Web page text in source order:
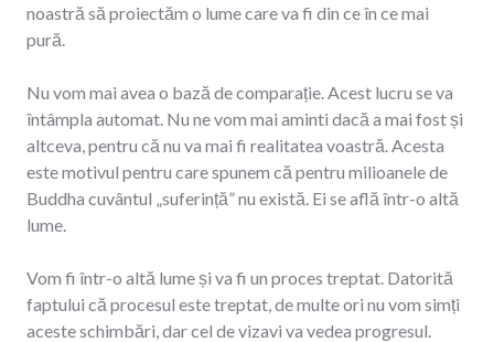
noastră să proiectăm o lume care va fi din ce în ce mai
pură.
Nu vom mai avea o bază de comparație. Acest lucru se va
întâmpla automat. Nu ne vom mai aminti dacă a mai fost și
altceva, pentru că nu va mai fi realitatea voastră. Acesta
este motivul pentru care spunem că pentru milioanele de
Buddha cuvântul „suferință” nu există. Ei se află într-o altă
lume.
Vom fi într-o altă lume și va fi un proces treptat. Datorită
faptului că procesul este treptat, de multe ori nu vom simți
aceste schimbări, dar cel de vizavi va vedea progresul.